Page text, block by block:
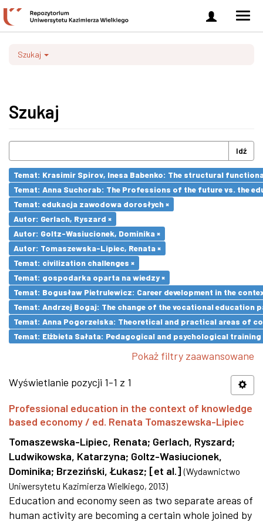
Zaloguj
się
Szukaj
Szukaj
Idź
Temat: Krasimir Spirov, Inesa Babenko: The structural
Temat: Anna Suchorab: The Professions of the future vs. the
Temat: edukacja zawodowa dorosłych ×
Autor: Gerlach, Ryszard ×
Autor: Goltz-Wasiucionek, Dominika ×
Autor: Tomaszewska-Lipiec, Renata ×
Temat: civilization challenges ×
Temat: gospodarka oparta na wiedzy ×
Temat: Bogusław Pietrulewicz: Career development in the
Temat: Andrzej Bogaj: The change of the vocational education
Temat: Anna Pogorzelska: Theoretical and practical areas of
Temat: Elżbieta Sałata: Pedagogical and psychological
Pokaż filtry zaawansowane
Wyświetlanie pozycji 1-1 z 1
Professional education in the context of knowledge
based economy / ed. Renata Tomaszewska-Lipiec
Tomaszewska-Lipiec, Renata; Gerlach, Ryszard;
Ludwikowska, Katarzyna; Goltz-Wasiucionek,
Dominika; Brzeziński, Łukasz; [et al.] (Wydawnictwo
Uniwersytetu Kazimierza Wielkiego, 2013)
Education and economy seen as two separate areas of
human activity are becoming a certain whole joined by